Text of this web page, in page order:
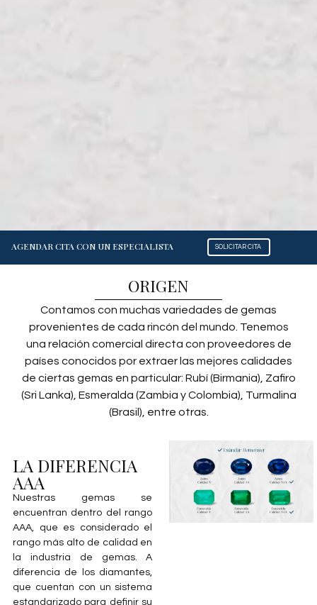
AGENDAR CITA CON UN ESPECIALISTA SOLICITAR CITA​
ORIGEN
Contamos con muchas variedades de gemas
provenientes de cada rincón del mundo. Tenemos
una relación comercial directa con proveedores de
países conocidos por extraer las mejores calidades
de ciertas gemas en particular: Rubí (Birmania), Zafiro
(Sri Lanka), Esmeralda (Zambia y Colombia), Turmalina
(Brasil), entre otras.
LA DIFERENCIA
AAA
Nuestras gemas se
encuentran dentro del rango
AAA, que es considerado el
rango más alto de calidad en
la industria de gemas. A
diferencia de los diamantes,
que cuentan con un sistema
estandarizado para definir su